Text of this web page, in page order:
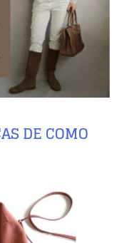
DE COMO